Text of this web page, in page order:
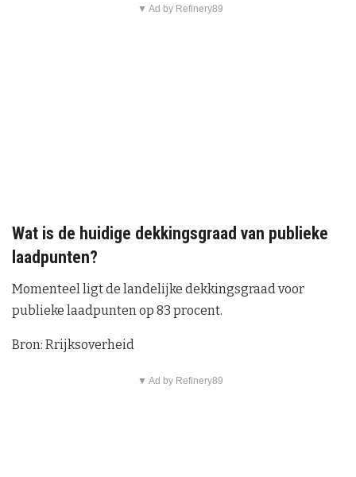
▼ Ad by Refinery89
Wat is de huidige dekkingsgraad van publieke
laadpunten?
Momenteel ligt de landelijke dekkingsgraad voor
publieke laadpunten op 83 procent.
Bron: Rrijksoverheid
▼ Ad by Refinery89